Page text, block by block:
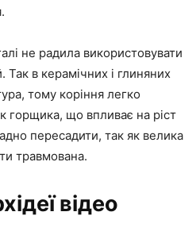
не радила використовувати
в керамічних і глиняних
тому коріння легко
горщика, що впливає на ріст
пересадити, так як велика
травмована.
відео